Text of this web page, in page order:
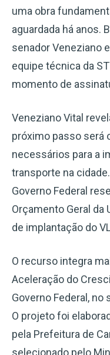
uma obra
aguardada há anos.
senador Veneziano
equipe técnica da
momento de
Veneziano Vital
próximo passo será
necessários para a
transporte na
Governo Federal
Orçamento Geral da
de implantação do
O recurso integra
Aceleração do
Governo Federal, no
O projeto foi
pela Prefeitura de